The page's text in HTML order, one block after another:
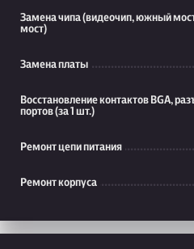
Замена чипа (видеочип, южный
мост)
Замена платы
Восстановление контактов BGA,
портов (за 1 шт.)
Ремонт цепи питания
Ремонт корпуса